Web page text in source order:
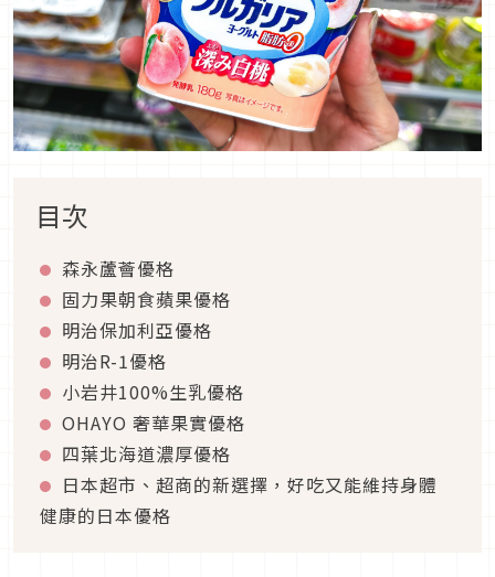
目次
森永蘆薈優格
固力果朝食蘋果優格
明治保加利亞優格
明治R-1優格
小岩井100%生乳優格
OHAYO 奢華果實優格
四葉北海道濃厚優格
日本超市、超商的新選擇，好吃又能維持身體
健康的日本優格